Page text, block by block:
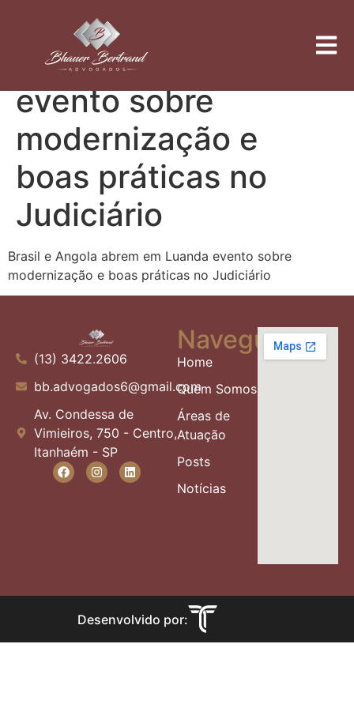
Brasil e Angola
abrem em Luanda
evento sobre
modernização e
boas práticas no
Judiciário
Brasil e Angola abrem em Luanda evento sobre
modernização e boas práticas no Judiciário
(13) 3422.2606
bb.advogados6@gmail.com
Av. Condessa de
Vimieiros, 750 - Centro,
Itanhaém - SP
Navegue
Home
Quem Somos
Áreas de
Atuação
Posts
Notícias
Desenvolvido por: